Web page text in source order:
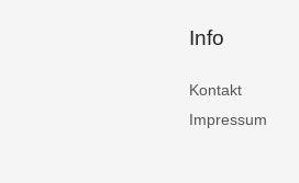
Info
Kontakt
Impressum